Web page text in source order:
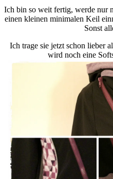
Ich bin so weit fertig, werde nur
einen kleinen minimalen Keil
Sonst
Ich trage sie jetzt schon lieber
wird noch eine